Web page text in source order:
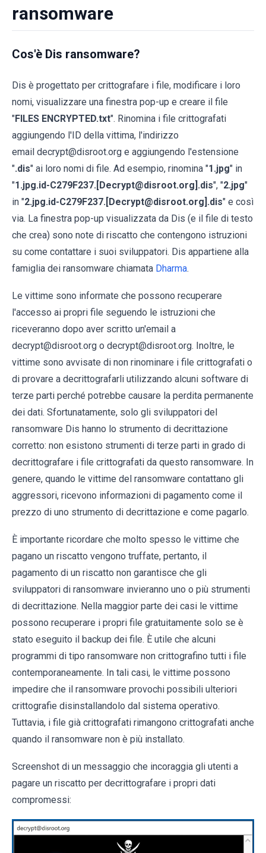
ransomware
Cos'è Dis ransomware?
Dis è progettato per crittografare i file, modificare i loro
nomi, visualizzare una finestra pop-up e creare il file
"FILES ENCRYPTED.txt". Rinomina i file crittografati
aggiungendo l'ID della vittima, l'indirizzo
email decrypt@disroot.org e aggiungendo l'estensione
".dis" ai loro nomi di file. Ad esempio, rinomina "1.jpg" in
"1.jpg.id-C279F237.[Decrypt@disroot.org].dis", "2.jpg"
in "2.jpg.id-C279F237.[Decrypt@disroot.org].dis" e così
via. La finestra pop-up visualizzata da Dis (e il file di testo
che crea) sono note di riscatto che contengono istruzioni
su come contattare i suoi sviluppatori. Dis appartiene alla
famiglia dei ransomware chiamata Dharma.
Le vittime sono informate che possono recuperare
l'accesso ai propri file seguendo le istruzioni che
riceveranno dopo aver scritto un'email a
decrypt@disroot.org o decrypt@disroot.org. Inoltre, le
vittime sono avvisate di non rinominare i file crittografati o
di provare a decrittografarli utilizzando alcuni software di
terze parti perché potrebbe causare la perdita permanente
dei dati. Sfortunatamente, solo gli sviluppatori del
ransomware Dis hanno lo strumento di decrittazione
corretto: non esistono strumenti di terze parti in grado di
decrittografare i file crittografati da questo ransomware. In
genere, quando le vittime del ransomware contattano gli
aggressori, ricevono informazioni di pagamento come il
prezzo di uno strumento di decrittazione e come pagarlo.
È importante ricordare che molto spesso le vittime che
pagano un riscatto vengono truffate, pertanto, il
pagamento di un riscatto non garantisce che gli
sviluppatori di ransomware invieranno uno o più strumenti
di decrittazione. Nella maggior parte dei casi le vittime
possono recuperare i propri file gratuitamente solo se è
stato eseguito il backup dei file. È utile che alcuni
programmi di tipo ransomware non crittografino tutti i file
contemporaneamente. In tali casi, le vittime possono
impedire che il ransomware provochi possibili ulteriori
crittografie disinstallandolo dal sistema operativo.
Tuttavia, i file già crittografati rimangono crittografati anche
quando il ransomware non è più installato.
Screenshot di un messaggio che incoraggia gli utenti a
pagare un riscatto per decrittografare i propri dati
compromessi: